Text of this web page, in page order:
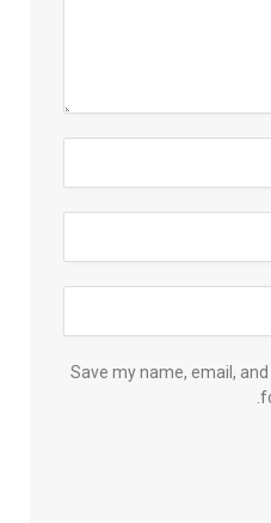
Save my name, email,